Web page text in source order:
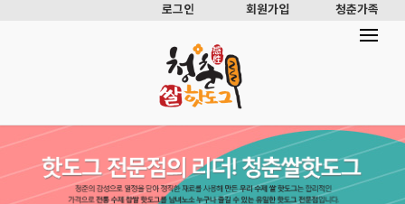
로그인 회원가입 청춘가족